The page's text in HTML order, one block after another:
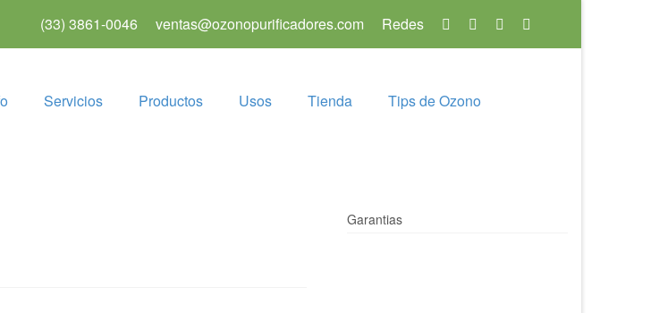
(33) 3861-0046 ventas@ozonopurificadores.com Redes
Servicios Productos Usos Tienda
Tips de Ozono
Garantias